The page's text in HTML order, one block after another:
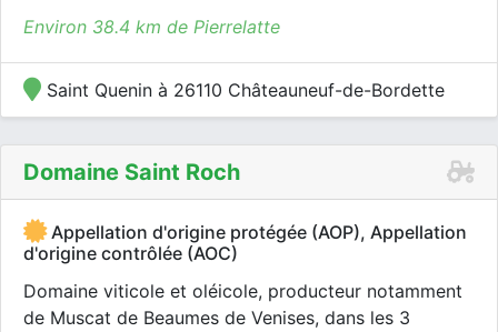
Environ 38.4 km de Pierrelatte
Saint Quenin à 26110 Châteauneuf-de-Bordette
Domaine Saint Roch
Appellation d'origine protégée (AOP), Appellation
d'origine contrôlée (AOC)
Domaine viticole et oléicole, producteur notamment
de Muscat de Beaumes de Venises, dans les 3